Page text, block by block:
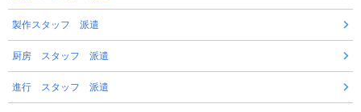
製作スタッフ 派遣
厨房 スタッフ 派遣
進行 スタッフ 派遣